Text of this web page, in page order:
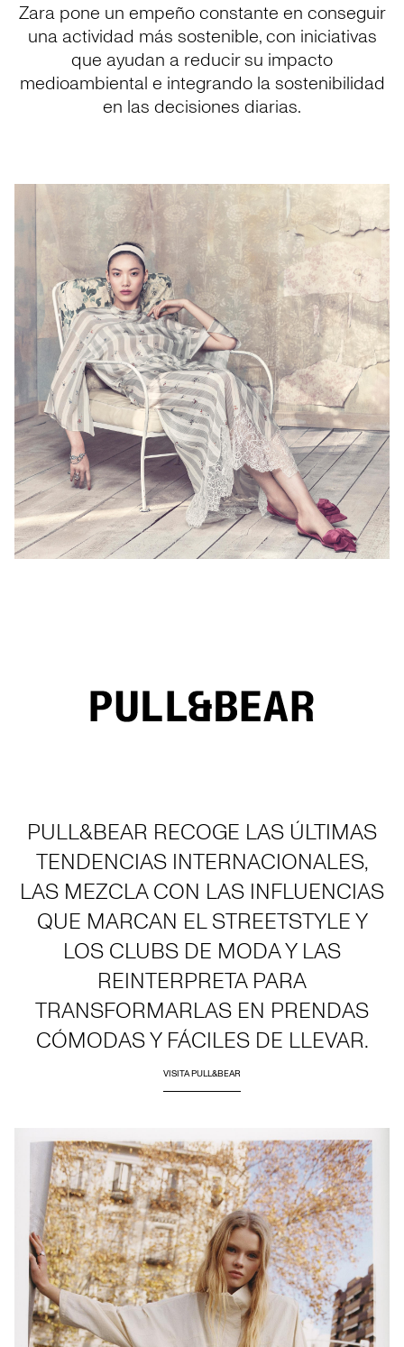
Zara pone un empeño constante en conseguir
una actividad más sostenible, con iniciativas
que ayudan a reducir su impacto
medioambiental e integrando la sostenibilidad
en las decisiones diarias.
PULL&BEAR RECOGE LAS ÚLTIMAS
TENDENCIAS INTERNACIONALES,
LAS MEZCLA CON LAS INFLUENCIAS
QUE MARCAN EL STREETSTYLE Y
LOS CLUBS DE MODA Y LAS
REINTERPRETA PARA
TRANSFORMARLAS EN PRENDAS
CÓMODAS Y FÁCILES DE LLEVAR.
VISITA PULL&BEAR